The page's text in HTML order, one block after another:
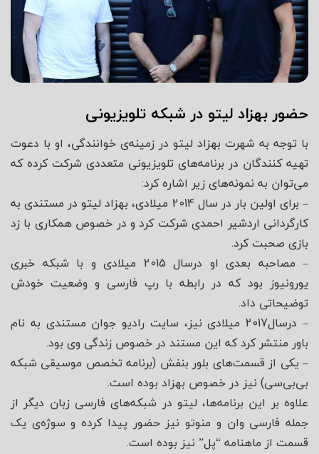
حضور بهزاد لیتو در شبکه تلویزیونی
با توجه به شهرت بهزاد لیتو در زمینه‌ی خوانندگی، او با دعوت
تهیه کنندگان در برنامه‌های تلویزیونی متعددی شرکت کرده که
می‌توان به نمونه‌های زیر اشاره کرد:
– برای اولین بار در سال 2014 میلادی، بهزاد لیتو در مستندی به
کارگردانی اردشیر احمدی شرکت کرد و در خصوص همکاری با زد
بازی صحبت کرد.
– مصاحبه بعدی او درسال 2015 میلادی و با شبکه خبری
یورونیوز بود که در رابطه با رپ فارسی و وضعیت خودش
توضیحاتی داد.
– درسال2017 میلادی نیز، سایت رادیو جوان مستندی به نام
باور منتشر کرد که این مستند در خصوص زندگی وی بود.
– یکی از قسمت‌های بلور بنفش (برنامه تخصص موسیقی شبکه
بی‌بی‌سی) نیز در خصوص بهزاد بوده است.
علاوه بر این برنامه‌ها، لیتو در شبکه‌های فارسی زبان دیگر از
جمله فارسی وان و منوتو نیز حضور پیدا کرده و سوژه‌ی یک
قسمت از ماهنامه “پل” نیز بوده است.